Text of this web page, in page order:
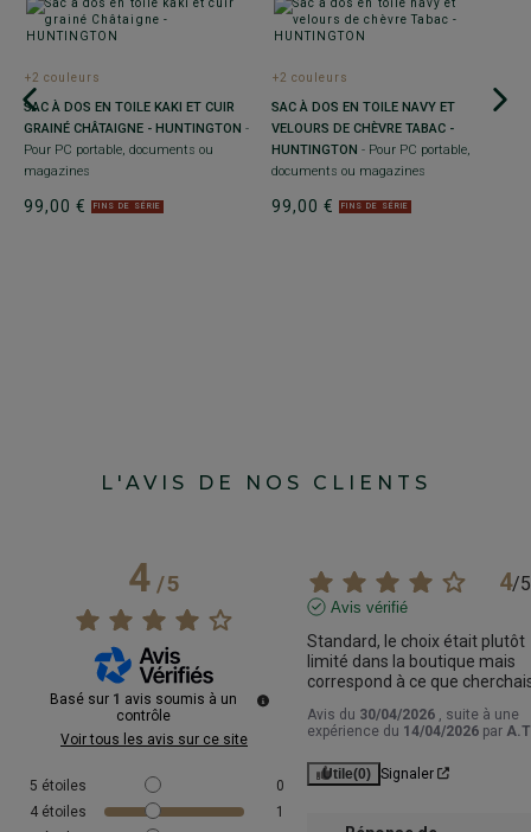
+2 couleurs
SAC À DOS EN TOILE KAKI ET CUIR
GRAINÉ CHÂTAIGNE - HUNTINGTON -
Pour PC portable, documents ou
magazines
99,00 € FINS DE SÉRIE
+2 couleurs
SAC À DOS EN TOILE NAVY ET
VELOURS DE CHÈVRE TABAC -
HUNTINGTON - Pour PC portable,
documents ou magazines
99,00 € FINS DE SÉRIE
L'AVIS DE NOS CLIENTS
4/5
Basé sur 1 avis soumis à un
contrôle
Voir tous les avis sur ce site
5 étoiles
0
4 étoiles
1
4/5
Avis vérifié
Standard, le choix était plutôt
limité dans la boutique mais
correspond à ce que
Avis du 30/04/2026
, suite à une
expérience du 14/04/2026 par
Utile(0) Signaler